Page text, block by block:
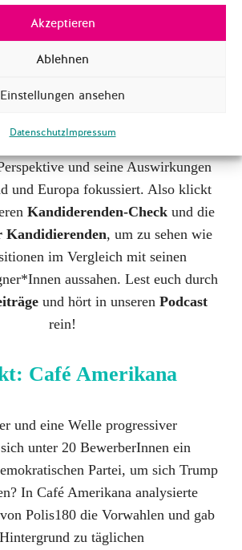
Akzeptieren
Ablehnen
Einstellungen ansehen
DatenschutzImpressum
Kandidierenden und Ihren
verglichen haben, haben
zwischen Donald Trump und Joe
haben wir den Wahlkampf und die
und seine Auswirkungen
und Europa fokussiert. Also klickt
Kandiderenden-Check und die
Kandidierenden, um zu sehen wie
im Vergleich mit seinen
aussahen. Lest euch durch
und hört in unseren Podcast
rein!
Café Amerikana
und eine Welle progressiver
unter 20 BewerberInnen ein
Partei, um sich Trump
In Café Amerikana analysierte
Polis180 die Vorwahlen und gab
zu täglichen